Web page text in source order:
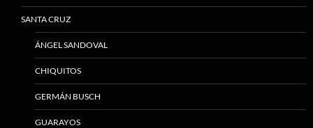
SANTA CRUZ
ÁNGEL SANDOVAL
CHIQUITOS
GERMÁN BUSCH
GUARAYOS